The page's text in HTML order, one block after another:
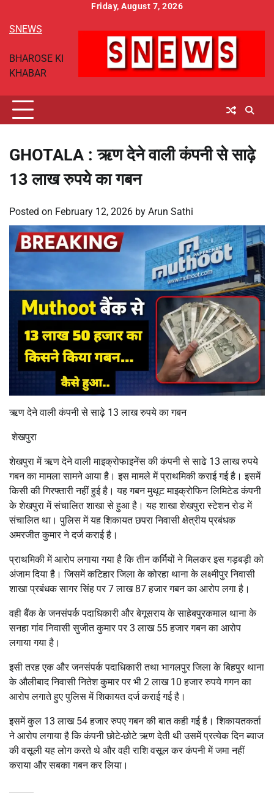
content
Friday, August 7, 2026
SNEWS
BHAROSE KI
KHABAR
GHOTALA : ऋण देने वाली कंपनी से साढ़े
13 लाख रुपये का गबन
Posted on February 12, 2026 by Arun Sathi
ऋण देने वाली कंपनी से साढ़े 13 लाख रुपये का गबन
शेखपुरा
शेखपुरा में ऋण देने वाली माइक्रोफाइनेंस की कंपनी से साढे 13 लाख रुपये
गबन का मामला सामने आया है। इस मामले में प्राथमिकी कराई गई है। इसमें
किसी की गिरफ्तारी नहीं हुई है। यह गबन मुथूट माइक्रोफिन लिमिटेड कंपनी
के शेखपुरा में संचालित शाखा से हुआ है। यह शाखा शेखपुरा स्टेशन रोड में
संचालित था। पुलिस में यह शिकायत छपरा निवासी क्षेत्रीय प्रबंधक
अमरजीत कुमार ने दर्ज कराई है।
प्राथमिकी में आरोप लगाया गया है कि तीन कर्मियों ने मिलकर इस गड़बड़ी को
अंजाम दिया है। जिसमें कटिहार जिला के कोरहा थाना के लक्ष्मीपुर निवासी
शाखा प्रबंधक सागर सिंह पर 7 लाख 87 हजार गबन का आरोप लगा है।
वही बैंक के जनसंपर्क पदाधिकारी और बेगूसराय के साहेबपुरकमाल थाना के
सनहा गांव निवासी सुजीत कुमार पर 3 लाख 55 हजार गबन का आरोप
लगाया गया है।
इसी तरह एक और जनसंपर्क पदाधिकारी तथा भागलपुर जिला के बिहपुर थाना
के औलीबाद निवासी नितेश कुमार पर भी 2 लाख 10 हजार रुपये गगन का
आरोप लगाते हुए पुलिस में शिकायत दर्ज कराई गई है।
इसमें कुल 13 लाख 54 हजार रुपए गबन की बात कही गई है। शिकायतकर्ता
ने आरोप लगाया है कि कंपनी छोटे-छोटे ऋण देती थी उसमें प्रत्येक दिन ब्याज
की वसूली यह लोग करते थे और वही राशि वसूल कर कंपनी में जमा नहीं
कराया और सबका गबन कर लिया।